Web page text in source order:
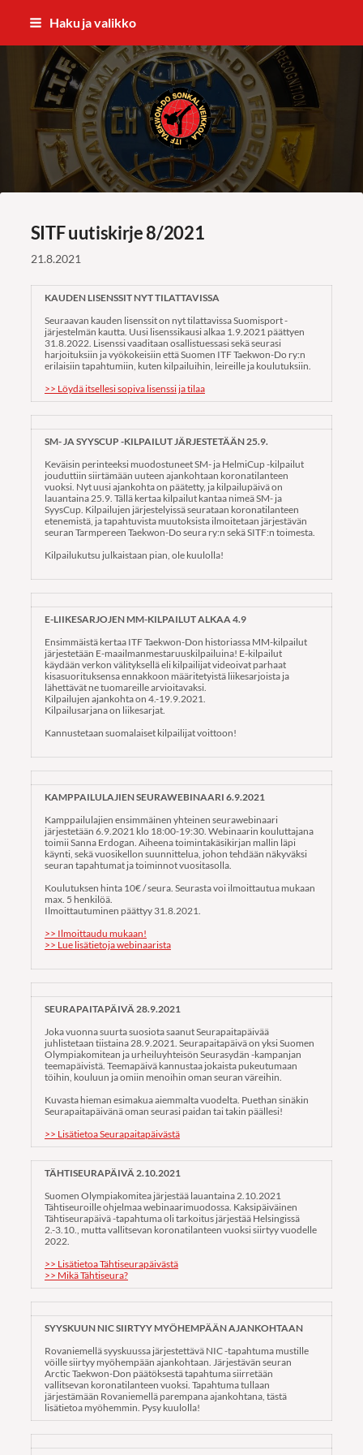
sivun
Haku ja valikko
ITF Taekwon-do Sonkal Veikkola
SITF uutiskirje 8/2021
21.8.2021
KAUDEN LISENSSIT NYT TILATTAVISSA
Seuraavan kauden lisenssit on nyt tilattavissa Suomisport -
järjestelmän kautta. Uusi lisenssikausi alkaa 1.9.2021 päättyen
31.8.2022. Lisenssi vaaditaan osallistuessasi sekä seurasi
harjoituksiin ja vyökokeisiin että Suomen ITF Taekwon-Do ry:n
erilaisiin tapahtumiin, kuten kilpailuihin, leireille ja koulutuksiin.
>> Löydä itsellesi sopiva lisenssi ja tilaa
SM- JA SYYSCUP -KILPAILUT JÄRJESTETÄÄN 25.9.
Keväisin perinteeksi muodostuneet SM- ja HelmiCup -kilpailut
jouduttiin siirtämään uuteen ajankohtaan koronatilanteen
vuoksi. Nyt uusi ajankohta on päätetty, ja kilpailupäivä on
lauantaina 25.9. Tällä kertaa kilpailut kantaa nimeä SM- ja
SyysCup. Kilpailujen järjestelyissä seurataan koronatilanteen
etenemistä, ja tapahtuvista muutoksista ilmoitetaan järjestävän
seuran Tarmpereen Taekwon-Do seura ry:n sekä SITF:n toimesta.
Kilpailukutsu julkaistaan pian, ole kuulolla!
E-LIIKESARJOJEN MM-KILPAILUT ALKAA 4.9
Ensimmäistä kertaa ITF Taekwon-Don historiassa MM-kilpailut
järjestetään E-maailmanmestaruuskilpailuina! E-kilpailut
käydään verkon välityksellä eli kilpailijat videoivat parhaat
kisasuorituksensa ennakkoon määritetyistä liikesarjoista ja
lähettävät ne tuomareille arvioitavaksi.
Kilpailujen ajankohta on 4.-19.9.2021.
Kilpailusarjana on liikesarjat.
Kannustetaan suomalaiset kilpailijat voittoon!
KAMPPAILULAJIEN SEURAWEBINAARI 6.9.2021
Kamppailulajien ensimmäinen yhteinen seurawebinaari
järjestetään 6.9.2021 klo 18:00-19:30. Webinaarin kouluttajana
toimii Sanna Erdogan. Aiheena toimintakäsikirjan mallin läpi
käynti, sekä vuosikellon suunnittelua, johon tehdään näkyväksi
seuran tapahtumat ja toiminnot vuositasolla.
Koulutuksen hinta 10€ / seura. Seurasta voi ilmoittautua mukaan
max. 5 henkilöä.
Ilmoittautuminen päättyy 31.8.2021.
>> Ilmoittaudu mukaan!
>> Lue lisätietoja webinaarista
SEURAPAITAPÄIVÄ 28.9.2021
Joka vuonna suurta suosiota saanut Seurapaitapäivää
juhlistetaan tiistaina 28.9.2021. Seurapaitapäivä on yksi Suomen
Olympiakomitean ja urheiluyhteisön Seurasydän -kampanjan
teemapäivistä. Teemapäivä kannustaa jokaista pukeutumaan
töihin, kouluun ja omiin menoihin oman seuran väreihin.
Kuvasta hieman esimakua aiemmalta vuodelta. Puethan sinäkin
Seurapaitapäivänä oman seurasi paidan tai takin päällesi!
>> Lisätietoa Seurapaitapäivästä
TÄHTISEURAPÄIVÄ 2.10.2021
Suomen Olympiakomitea järjestää lauantaina 2.10.2021
Tähtiseuroille ohjelmaa webinaarimuodossa. Kaksipäiväinen
Tähtiseurapäivä -tapahtuma oli tarkoitus järjestää Helsingissä
2.-3.10., mutta vallitsevan koronatilanteen vuoksi siirtyy vuodelle
2022.
>> Lisätietoa Tähtiseurapäivästä
>> Mikä Tähtiseura?
SYYSKUUN NIC SIIRTYY MYÖHEMPÄÄN AJANKOHTAAN
Rovaniemellä syyskuussa järjestettävä NIC -tapahtuma mustille
vöille siirtyy myöhempään ajankohtaan. Järjestävän seuran
Arctic Taekwon-Don päätöksestä tapahtuma siirretään
vallitsevan koronatilanteen vuoksi. Tapahtuma tullaan
järjestämään Rovaniemellä parempana ajankohtana, tästä
lisätietoa myöhemmin. Pysy kuulolla!